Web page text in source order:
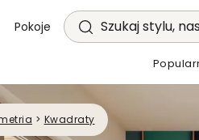
Pokoje Szukaj stylu,
> Kwadraty